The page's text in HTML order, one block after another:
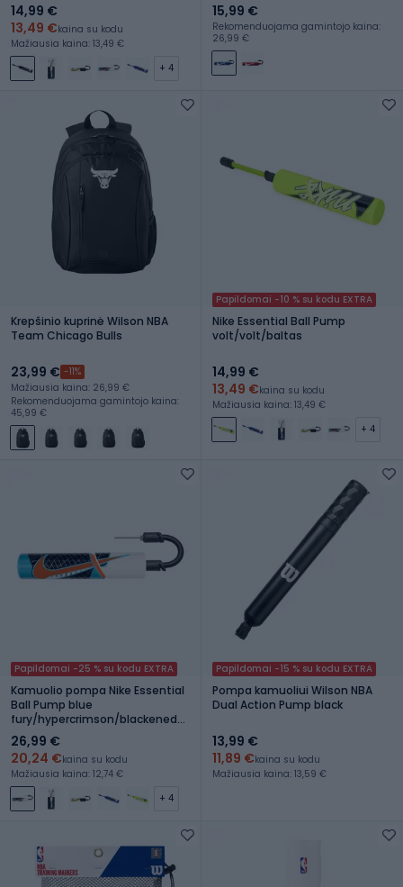
14,99 €
13,49 €kaina su kodu
Mažiausia kaina: 13,49 €
+ 4
15,99 €
Rekomenduojama gamintojo kaina:
26,99 €
Krepšinio kuprinė Wilson NBA
Team Chicago Bulls
23,99 € -11%
Mažiausia kaina: 26,99 €
Rekomenduojama gamintojo kaina:
45,99 €
Papildomai -10 % su kodu EXTRA
Nike Essential Ball Pump
volt/volt/baltas
14,99 €
13,49 €kaina su kodu
Mažiausia kaina: 13,49 €
+ 4
Papildomai -25 % su kodu EXTRA
Kamuolio pompa Nike Essential
Ball Pump blue
fury/hypercrimson/blackened
blue/hypercrimson
26,99 €
20,24 €kaina su kodu
Mažiausia kaina: 12,74 €
+ 4
Papildomai -15 % su kodu EXTRA
Pompa kamuoliui Wilson NBA
Dual Action Pump black
13,99 €
11,89 €kaina su kodu
Mažiausia kaina: 13,59 €